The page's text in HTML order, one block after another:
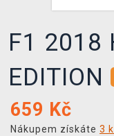
F1 2018
EDITION
659 Kč
Nákupem získáte 3